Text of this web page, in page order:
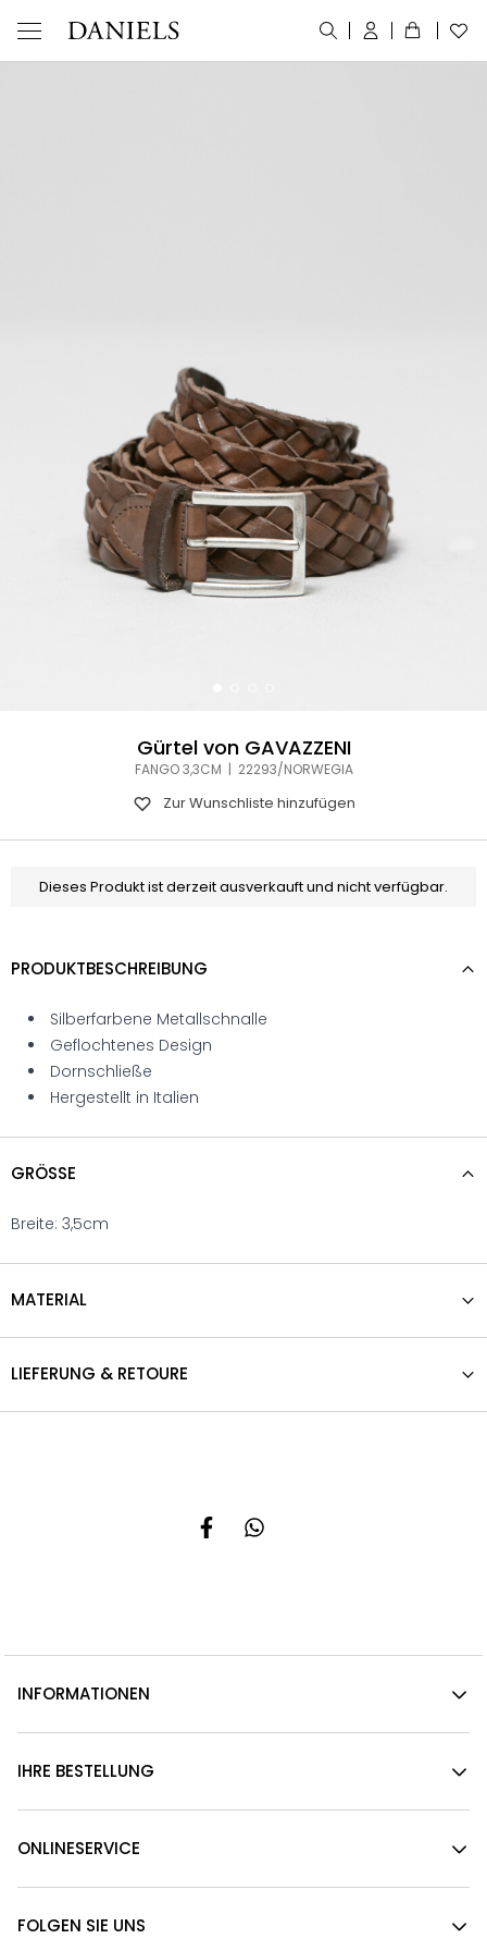
Gürtel von GAVAZZENI
FANGO 3,3CM | 22293/NORWEGIA
Zur Wunschliste hinzufügen
Dieses Produkt ist derzeit ausverkauft und nicht verfügbar.
PRODUKTBESCHREIBUNG
Silberfarbene Metallschnalle
Geflochtenes Design
Dornschließe
Hergestellt in Italien
GRÖSSE
Breite: 3,5cm
MATERIAL
LIEFERUNG & RETOURE
INFORMATIONEN
IHRE BESTELLUNG
ONLINESERVICE
FOLGEN SIE UNS